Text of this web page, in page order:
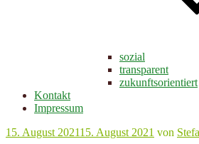
sozial
transparent
zukunftsorientiert
Kontakt
Impressum
Veröffentlicht
15. August 202115. August 2021 von